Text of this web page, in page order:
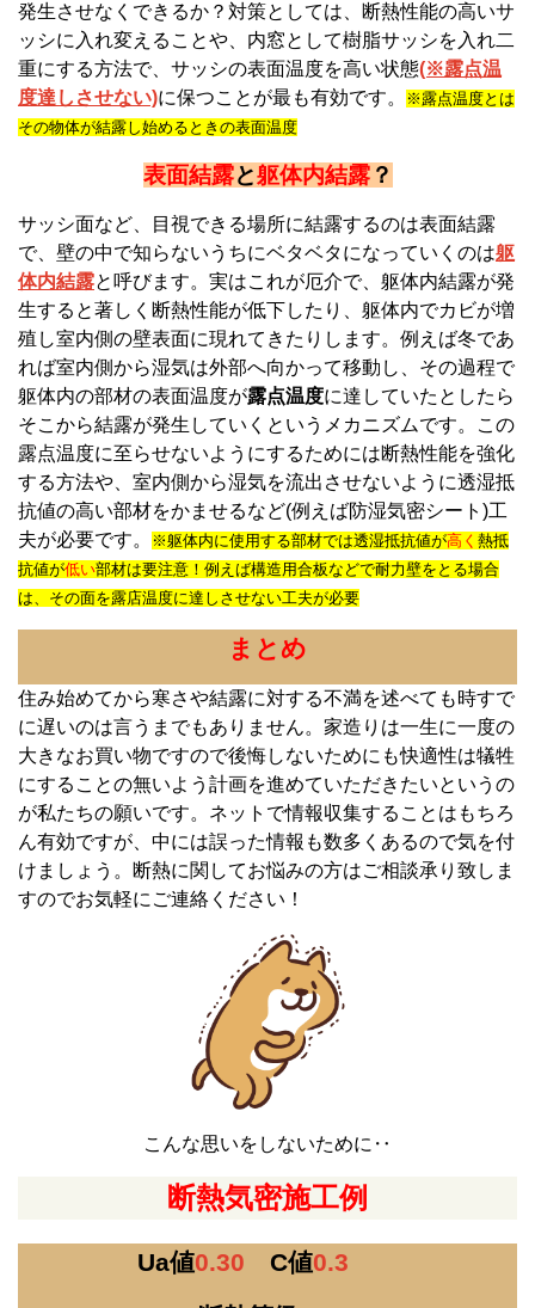
発生させなくできるか？対策としては、断熱性能の高いサ
ッシに入れ変えることや、内窓として樹脂サッシを入れ二
重にする方法で、サッシの表面温度を高い状態(※露点温
度達しさせない)に保つことが最も有効です。
※露点温度とは
その物体が結露し始めるときの表面温度
表面結露と躯体内結露？
サッシ面など、目視できる場所に結露するのは表面結露
で、壁の中で知らないうちにベタベタになっていくのは躯
体内結露と呼びます。実はこれが厄介で、躯体内結露が発
生すると著しく断熱性能が低下したり、躯体内でカビが増
殖し室内側の壁表面に現れてきたりします。例えば冬であ
れば室内側から湿気は外部へ向かって移動し、その過程で
躯体内の部材の表面温度が露点温度に達していたとしたら
そこから結露が発生していくというメカニズムです。この
露点温度に至らせないようにするためには断熱性能を強化
する方法や、室内側から湿気を流出させないように透湿抵
抗値の高い部材をかませるなど(例えば防湿気密シート)工
夫が必要です。
※躯体内に使用する部材では透湿抵抗値が高く 熱抵
抗値が低い部材は要注意！例えば構造用合板などで耐力壁をとる場合
は、その面を露店温度に達しさせない工夫が必要
まとめ
住み始めてから寒さや結露に対する不満を述べても時すで
に遅いのは言うまでもありません。家造りは一生に一度の
大きなお買い物ですので後悔しないためにも快適性は犠牲
にすることの無いよう計画を進めていただきたいというの
が私たちの願いです。ネットで情報収集することはもちろ
ん有効ですが、中には誤った情報も数多くあるので気を付
けましょう。断熱に関してお悩みの方はご相談承り致しま
すのでお気軽にご連絡ください！
こんな思いをしないために‥
断熱気密施工例
Ua値0.30 C値0.3